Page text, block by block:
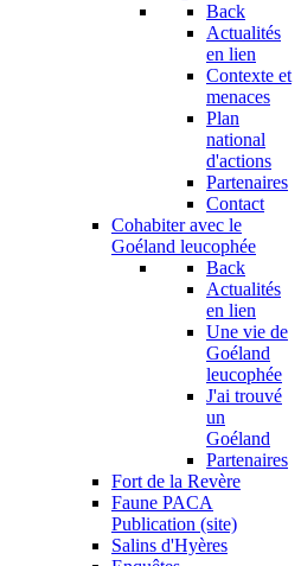
Back
Actualités
en lien
Contexte et
menaces
Plan
national
d'actions
Partenaires
Contact
Cohabiter avec le
Goéland leucophée
Back
Actualités
en lien
Une vie de
Goéland
leucophée
J'ai trouvé
un
Goéland
Partenaires
Fort de la Revère
Faune PACA
Publication (site)
Salins d'Hyères